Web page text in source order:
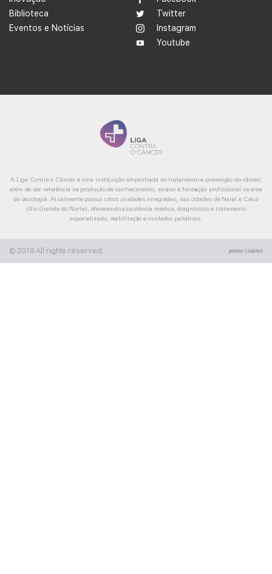
Biblioteca
Eventos e Notícias
Twitter
Instagram
Youtube
A Liga Contra o Câncer é uma instituição empenhada no tratamento e prevenção do câncer,
além de ser referência na produção de conhecimento, ensino e formação profissional na área
da oncologia. Atualmente possui cinco unidades integradas, nas cidades de Natal e Caicó
(Rio Grande do Norte), oferecendo assistência médica, diagnóstico e tratamento
especializado, reabilitação e cuidados paliativos.
© 2019 All rights reserved. ponto criativo